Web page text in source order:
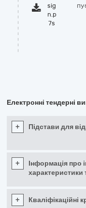
sig
n.p
7s
Електронні тендерні
+ Підстави для
+
Інформація про
характеристики
+ Кваліфікаційні